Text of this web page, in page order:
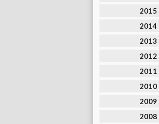
2015
2014
2013
2012
2011
2010
2009
2008